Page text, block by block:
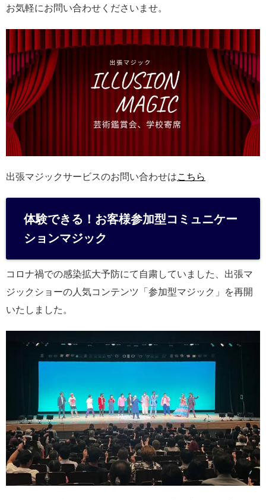
お気軽にお問い合わせくださいませ。
出張マジックサービスのお問い合わせはこちら
体験できる！お客様参加型コミュニケー
ションマジック
コロナ禍での感染拡大予防にて自粛していました、出張マ
ジックショーの人気コンテンツ「参加型マジック」を再開
いたしました。